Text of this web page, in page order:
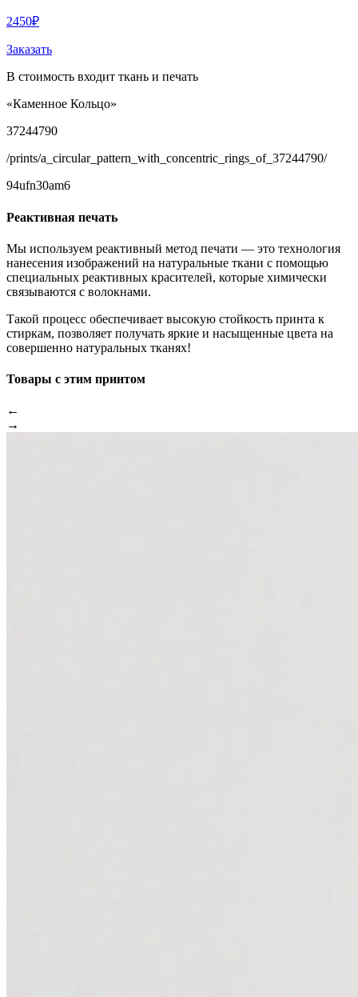
2450₽
Заказать
В стоимость входит ткань и печать
«Каменное Кольцо»
37244790
/prints/a_circular_pattern_with_concentric_rings_of_37244790/
94ufn30am6
Реактивная печать
Мы используем реактивный метод печати — это технология
нанесения изображений на натуральные ткани с помощью
специальных реактивных красителей, которые химически
связываются с волокнами.
Такой процесс обеспечивает высокую стойкость принта к
стиркам, позволяет получать яркие и насыщенные цвета на
совершенно натуральных тканях!
Товары с этим принтом
←
→